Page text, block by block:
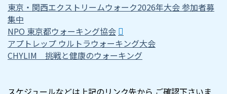
東京・関西エクストリームウォーク2026年大会 参加者募
集中
NPO 東京都ウォーキング協会
アプトレップ ウルトラウォーキング大会
CHYLIM 挑戦と健康のウォーキング
スケジュールなどは上記のリンク先から ご確認下さいま